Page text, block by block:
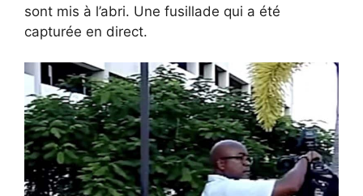
sont mis à l’abri. Une fusillade qui a été
capturée en direct.